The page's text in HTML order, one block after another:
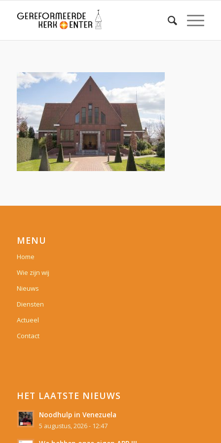
MENU
Home
Wie zijn wij
Nieuws
Diensten
Actueel
Contact
HET LAATSTE NIEUWS
Noodhulp in Venezuela
5 augustus, 2026 - 12:47